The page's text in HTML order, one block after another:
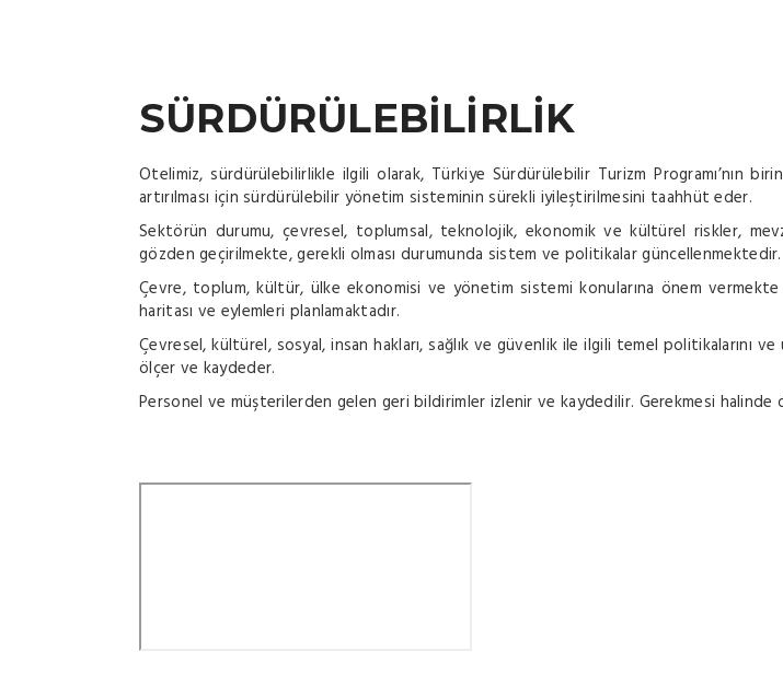
SÜRDÜRÜLEBİLİRLİK
Otelimiz, sürdürülebilirlikle ilgili olarak, Türkiye Sürdürülebilir Turizm Programı’nın
artırılması için sürdürülebilir yönetim sisteminin sürekli iyileştirilmesini taahhüt eder.
Sektörün durumu, çevresel, toplumsal, teknolojik, ekonomik ve kültürel riskler,
gözden geçirilmekte, gerekli olması durumunda sistem ve politikalar güncellenmektedir.
Çevre, toplum, kültür, ülke ekonomisi ve yönetim sistemi konularına önem
haritası ve eylemleri planlamaktadır.
Çevresel, kültürel, sosyal, insan hakları, sağlık ve güvenlik ile ilgili temel politikalarını
ölçer ve kaydeder.
Personel ve müşterilerden gelen geri bildirimler izlenir ve kaydedilir. Gerekmesi halinde